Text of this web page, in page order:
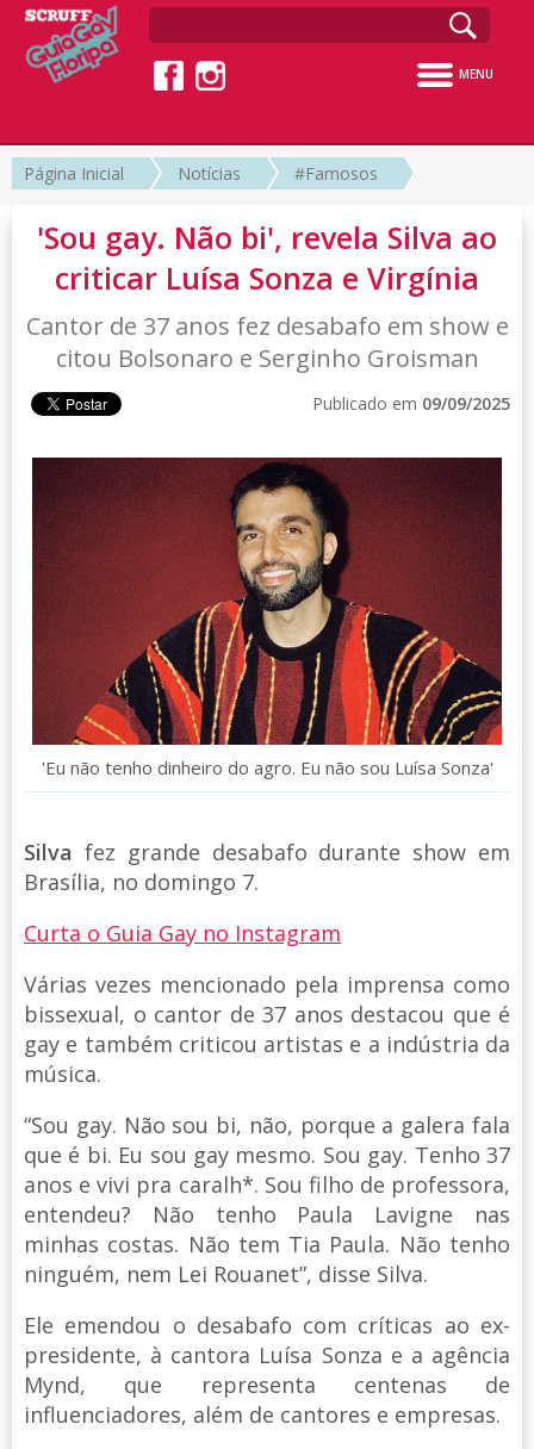
MENU
Página Inicial Notícias #Famosos
'Sou gay. Não bi', revela Silva ao
criticar Luísa Sonza e Virgínia
Cantor de 37 anos fez desabafo em show e
citou Bolsonaro e Serginho Groisman
Publicado em 09/09/2025
'Eu não tenho dinheiro do agro. Eu não sou Luísa Sonza'
Silva fez grande desabafo durante show em
Brasília, no domingo 7.
Curta o Guia Gay no Instagram
Várias vezes mencionado pela imprensa como
bissexual, o cantor de 37 anos destacou que é
gay e também criticou artistas e a indústria da
música.
“Sou gay. Não sou bi, não, porque a galera fala
que é bi. Eu sou gay mesmo. Sou gay. Tenho 37
anos e vivi pra caralh*. Sou filho de professora,
entendeu? Não tenho Paula Lavigne nas
minhas costas. Não tem Tia Paula. Não tenho
ninguém, nem Lei Rouanet”, disse Silva.
Ele emendou o desabafo com críticas ao ex-
presidente, à cantora Luísa Sonza e a agência
Mynd, que representa centenas de
influenciadores, além de cantores e empresas.